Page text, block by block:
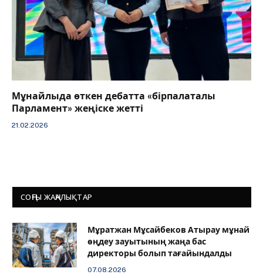
Мұнайлыда өткен дебатта «бірпалаталы
Парламент» жеңіске жетті
21.02.2026
СОҢҒЫ ЖАҢАЛЫҚТАР
Мұратжан Мұсайбеков Атырау мұнай
өңдеу зауытының жаңа бас
директоры болып тағайындалды
07.08.2026